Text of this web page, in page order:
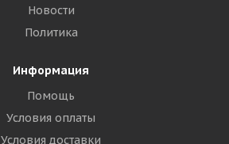
Новости
Политика
Информация
Помощь
Условия оплаты
Условия доставки